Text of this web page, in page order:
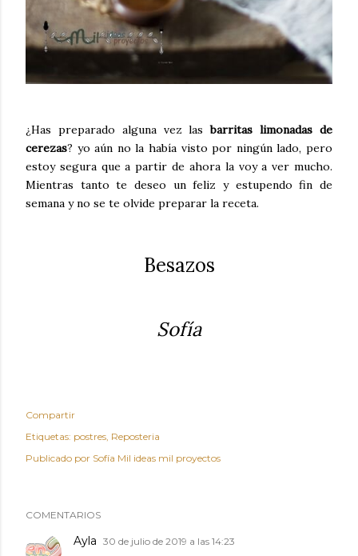
¿Has preparado alguna vez lasbarritas limonadas de
cerezas? yo aún no la había visto por ningún lado, pero
estoy segura que a partir de ahora la voy a ver mucho.
Mientras tanto te deseo un feliz y estupendo fin de
semana y no se te olvide preparar la receta.
Besazos
Sofía
Compartir
Etiquetas: postres Reposteria
Publicado por Sofía Mil ideas mil proyectos
COMENTARIOS
Ayla 30 de julio de 2019 a las 14:23